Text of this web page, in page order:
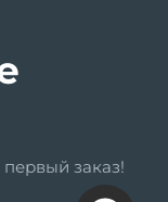
заказ!